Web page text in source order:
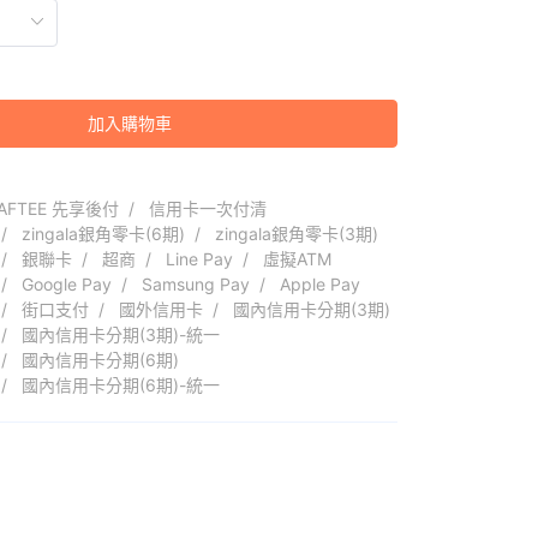
加入購物車
先享後付
信用卡一次付清
zingala銀角零卡(6期)
zingala銀角零卡(3期)
銀聯卡
超商 Line Pay
虛擬ATM
Google Pay
Samsung Pay
Apple Pay
街口支付
國外信用卡
國內信用卡分期(3期)
國內信用卡分期(3期)-統一
國內信用卡分期(6期)
國內信用卡分期(6期)-統一